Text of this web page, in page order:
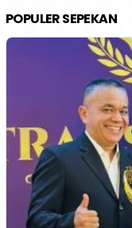
POPULER SEPEKAN